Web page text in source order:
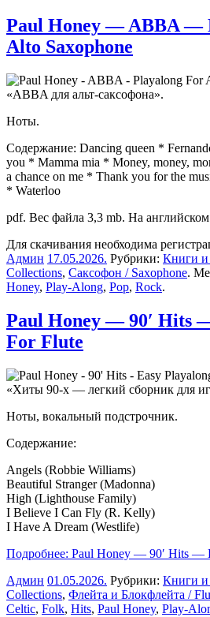
Paul Honey — ABBA —
Alto Saxophone
«ABBA для альт-саксофона».
Ноты.
Содержание: Dancing queen *
you * Mamma mia * Money, money,
a chance on me * Thank you for the
* Waterloo
pdf. Вес файла 3,3 mb. На английском
Для скачивания необходима
Админ 17.05.2026. Рубрики: Книги и
Collections, Саксофон / Saxophone.
Honey, Play-Along, Pop, Rock.
Paul Honey — 90′ Hits
For Flute
«Хиты 90-х — легкий сборник для
Ноты, вокальный подстрочник.
Содержание:
Angels (Robbie Williams)
Beautiful Stranger (Madonna)
High (Lighthouse Family)
I Believe I Can Fly (R. Kelly)
I Have A Dream (Westlife)
Подробнее: Paul Honey — 90′ Hits —
Админ 01.05.2026. Рубрики: Книги и
Collections, Флейта и Блокфлейта /
Celtic, Folk, Hits, Paul Honey, Play-